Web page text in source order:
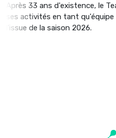
Après 33 ans d'existence, le
ses activités en tant
l'issue de la saison 2026.